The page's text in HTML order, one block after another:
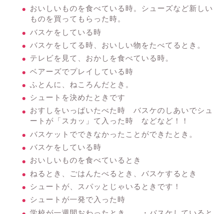
おいしいものを食べている時。シューズなど新しい
ものを買ってもらった時。
バスケをしている時
バスケをしてる時、おいしい物をたべてるとき。
テレビを見て、おかしを食べている時。
ベアーズでプレイしている時
ふとんに、ねころんだとき。
シュートを決めたときです
おすしをいっぱいたべた時 バスケのしあいでシュ
ートが「スカッ」て入った時 などなど！！
バスケットでできなかったことができたとき。
バスケをしている時
おいしいものを食べているとき
ねるとき、ごはんたべるとき、バスケするとき
シュートが、スパッとじゃいるときです！
シュートが一発で入った時